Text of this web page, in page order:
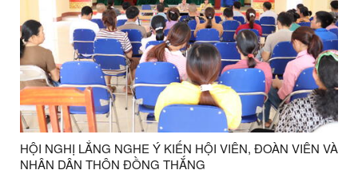
HỘI NGHỊ LẮNG NGHE Ý KIẾN HỘI VIÊN, ĐOÀN VIÊN VÀ
NHÂN DÂN THÔN ĐỒNG THẮNG